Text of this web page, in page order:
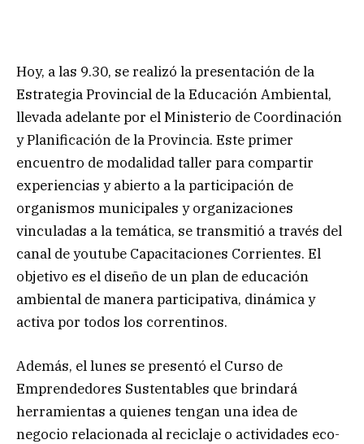
Hoy, a las 9.30, se realizó la presentación de la
Estrategia Provincial de la Educación Ambiental,
llevada adelante por el Ministerio de Coordinación
y Planificación de la Provincia. Este primer
encuentro de modalidad taller para compartir
experiencias y abierto a la participación de
organismos municipales y organizaciones
vinculadas a la temática, se transmitió a través del
canal de youtube Capacitaciones Corrientes. El
objetivo es el diseño de un plan de educación
ambiental de manera participativa, dinámica y
activa por todos los correntinos.
Además, el lunes se presentó el Curso de
Emprendedores Sustentables que brindará
herramientas a quienes tengan una idea de
negocio relacionada al reciclaje o actividades eco-